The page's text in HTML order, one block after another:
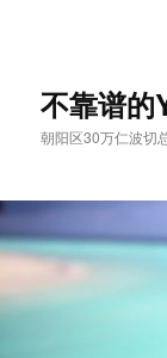
不靠谱的
朝阳区30万仁波切